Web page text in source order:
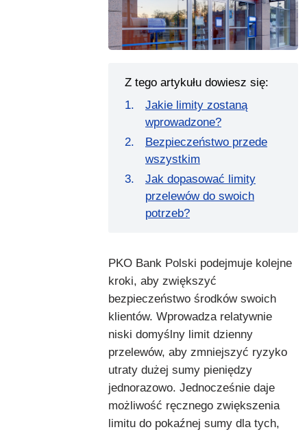
Z tego artykułu dowiesz się:
Jakie limity zostaną
wprowadzone?
Bezpieczeństwo przede
wszystkim
Jak dopasować limity
przelewów do swoich
potrzeb?
PKO Bank Polski podejmuje kolejne
kroki, aby zwiększyć
bezpieczeństwo środków swoich
klientów. Wprowadza relatywnie
niski domyślny limit dzienny
przelewów, aby zmniejszyć ryzyko
utraty dużej sumy pieniędzy
jednorazowo. Jednocześnie daje
możliwość ręcznego zwiększenia
limitu do pokaźnej sumy dla tych,